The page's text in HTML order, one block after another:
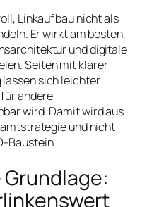
Linkaufbau nicht als
Er wirkt am besten,
und digitale
Seiten mit klarer
sich leichter
andere
wird. Damit wird aus
und nicht
Baustein.